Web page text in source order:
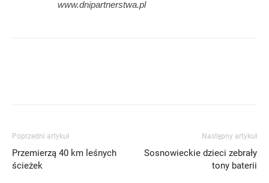
www.dnipartnerstwa.pl
Poprzedni artykuł
Przemierzą 40 km leśnych
ścieżek
Następny artykuł
Sosnowieckie dzieci zebrały
tony baterii